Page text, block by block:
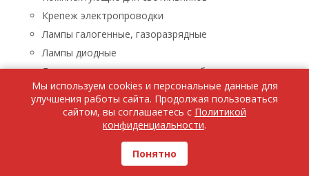
Крепеж электропроводки
Лампы галогенные, газоразрядные
Лампы диодные
Лампы люминисцентные, энергосберегающие
Лампы накаливания
Лампы паяльные, лупы, паяльники, паяльные пасты
Ленты светодиодные
Люстры, бра, светильники
Бра, светильники
Мы используем cookies и персональные данные для
улучшения работы сайта. Продолжая пользоваться
сайтом, вы соглашаетесь с Политикой
конфиденциальности.
Понятно